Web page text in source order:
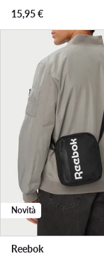
15,95€
Novità
Reebok